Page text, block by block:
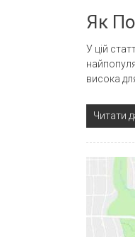
Як
У цій
висока
Читати